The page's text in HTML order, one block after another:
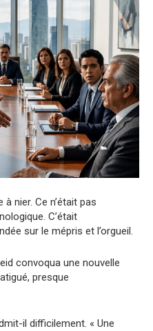
nier. Ce n’était pas
C’était
sur le mépris et l’orgueil.
convoqua une nouvelle
presque
il difficilement. « Une